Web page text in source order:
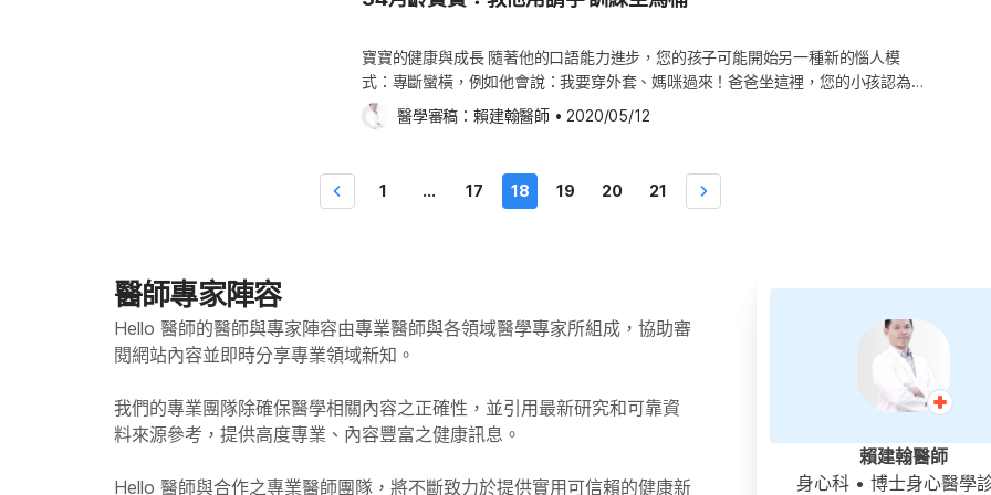
籃曲，或是讓寶寶吸吮你的袖子或是吸自己的手。若寶寶還沒準備好戒奶嘴，你可以
逐步減少使用的時機，像是只在小睡或晚上使用。 早期斷母奶 若你覺得是時候該給
寶寶斷母奶了，那就做吧！即便寶寶喜歡親餵的感覺，但這時就給寶寶斷母奶，會比
六個月大時更容易。若你想讓寶寶早點斷母奶，可以讓寶寶喝配方奶，並混入母奶，
（延伸閱讀：想換奶或混合餵看這篇！母奶與配方奶的銜接與替換） 若你願意，還
是可以每天親餵一次，不必急著斷母奶，可以等到寶寶準備好，或是你完全沒有奶水
比，牛奶中含大量的鹽與蛋白質。因此，牛奶對寶寶的腎臟不好，牛奶也缺乏鐵質與
寶喝母奶與配方奶以外的奶類，請等到一歲以後再開始。（同場加映：什麼時候可以
換喝牛奶？寶寶喝牛奶的注意事項） 減少排便 許多母乳寶寶一開始一天內會排便好
幾次，不過在一到三個月大的時候，有時候可能好幾天才大一次便，仍算正常。會發
生這種情形，是因為寶寶的年紀愈來愈大，吃的東西也愈來愈多，比起排泄出來的
正常的，母乳寶寶很少會便祕。若有不規律的排便，並不代表是便祕，還需要看看是
否有其他症狀，如糞便是否很硬，或寶寶是不是很難排便。（延伸閱讀：便便照比一
門。 等到寶寶六到九個月大時，再教寶寶在不親餵或瓶餵的狀況下睡覺，比較實
際，若孩子習慣了這樣的模式，就能夠喝完奶後迅速入睡。只要有機會，就可以把寶
寶放下來一小段時間，撫摸、餵奶或唱搖籃曲，讓寶寶感到昏昏欲睡，幫助寶寶更快
入夢鄉。 跟寶寶同房 在寶寶出生的頭一、兩個月，你可能會忙著照顧寶寶，包括餵
奶、換尿布、隨時隨地抱著寶寶。有些父母會與寶寶同房，就近在方便舒適的狀態照
顧寶寶。若你不打算一直跟寶寶同房，可以在還需要半夜頻繁餵奶的階段，開始練習
分房（通常在寶寶二到四個月大）。超過這段時間後，與寶寶同房可能會造成以下問
明。 醫師亦可能建議您，隨身攜帶注射型腎上腺素(Epinephrine auto-injector)，這
是由醫師開立，可即時施打適量腎上腺素的處方藥，醫師也會教您在下次嚴重過敏發
生時，如何使用。 寶寶的需求與發展 若您的孩子經常對您充耳不聞，或總是沉默內
情緒在晚間就寢前，都維持穩定，因此不用急著把午睡習慣戒掉。若您的孩子略過午
睡時，脾氣就變得暴躁，那表示他仍然需要白天的休息時間。 任何食物都可能引起
步；或者讓您的孩子模仿您工作的樣子，給他一張「辦公桌」或遊戲的廚房。 即便
不符事實，孩子總是寧願說一些讓人覺得入耳的話，幫助他理解說出真相並不可怕，
出蠟筆是用來畫在書本或紙張上的。此外，幽默也是很好的應對方式，順著他的荒謬
2~3歲時，就很會騎三輪車了，騎三輪車可以訓練大腿肌力，以及腿部的協調性，從
選一台塑膠製、高度較低的三輪車開始，可以讓孩子較有安全感，也較容易掌握踩腳
能的，染到病菌的症狀包括：腹痛、咳嗽、紅疹、嘔吐和發燒，這些症狀都很常見，
但只有醫師能確認上述症狀是由哪些疾病引起的。 寶寶的需求與發展 請確認孩子是
否遺漏任何預防注射，現在是否是流感(Influenza)季節？通常流感好發在10~5月，
由當時的氣候而定，您的醫師應該會建議小孩接種流感疫苗，以下是關於流感的須
些針對6個月以上嬰幼兒的疫苗，請向醫師諮詢相關資訊。 美國疾病管制與預防中心
(CDC) 建議嬰幼兒6個月大之後，應每年接種流感疫苗。 幼兒的爸媽與主要照顧
者，也都應施打疫苗。 通常施打疫苗後，因流感發燒的症狀會較輕微，但若流感症
狀惡化，請速就醫。 新手爸媽小提醒 由於您的孩子正在睡眠周期的轉換期間，他可
寶寶的健康與成長 隨著他的口語能力進步，您的孩子可能開始另一種新的惱人模
式：專斷蠻橫，例如他會說：我要穿外套、媽咪過來！爸爸坐這裡，您的小孩認為他
就是宇宙的中心，所以他理所當然地，覺得所有人都圍著他轉。 雖然您家的「小屁
孩」每天童言無忌、搞笑，但他更具有幽默感，而他的幽默感，偏好用各種打鬧、發
的，讓小朋友理解什麼是讓人感覺良好的態度，但當他有所求時，仍請盡量訓練他用
「請」這個字，以及用和顏悅色的態度，提出請求。 若您覺得溝通不易時，試著用
釋如何使用，這會讓如廁訓練比較不嚇人。讓孩子每2~3小時如廁一次，這個動作可
以提醒您的孩子該上廁所的時間，也可以避免來不及小解的意外發生，把它列入日常
的常規，例如每天早上、午睡和就寢前，都提醒您的孩子去上廁所，使用馬桶後，讓
他自己用手按下沖水開關。 寶寶的健康須知 雖然對於2歲大的小孩來說，對很多事
物感到害怕很正常，但如果您的寶寶對於一些家庭活動，感到焦慮，已嚴重到他不願
去托兒所或幼兒園，而寧願待在家裡，甚至影響他的睡眠、導致一些強迫性的行為發
生時，請立即與您的兒科醫師討論，必要時兒科醫師會為您轉介家庭或兒童心理諮
醫學審稿： 賴建翰醫師 • 2020/05/12
1 ... 17 18 19 20 21
醫師專家陣容
Hello 醫師的醫師與專家陣容由專業醫師與各領域醫學專家所組成，協助審
閱網站內容並即時分享專業領域新知。
我們的專業團隊除確保醫學相關內容之正確性，並引用最新研究和可靠資
料來源參考，提供高度專業、內容豐富之健康訊息。
Hello 醫師與合作之專業醫師團隊，將不斷致力於提供實用可信賴的健康新
賴建翰醫師
身心科• 博士身心醫學